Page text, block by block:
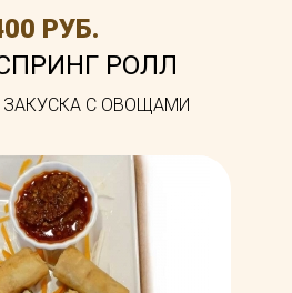
РУБ.
РОЛЛ
С ОВОЩАМИ